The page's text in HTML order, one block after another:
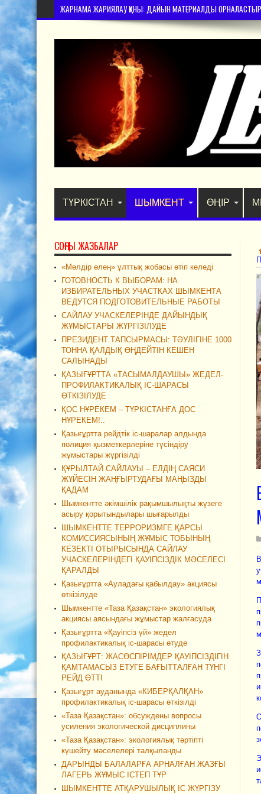
ЖАРНАМА ЖАРИЯЛАУ ҚҰНЫ: ДАЙЫН МАТЕРИАЛДЫ
ТҮРКІСТАН ШЫМКЕНТ ӨҢІР
СОҢҒЫ ЖАЗБАЛАР
«Мөлдір өлең» ұлттық жобасы өтіп келеді
ГОТОВНОСТЬ К ВЫБОРАМ: НА
ИЗБИРАТЕЛЬНЫХ УЧАСТКАХ ШЫМКЕНТА
ВЕДУТСЯ ПОДГОТОВИТЕЛЬНЫЕ РАБОТЫ
САЙЛАУ УЧАСКЕЛЕРІНДЕ ДАЙЫНДЫҚ
ЖҰМЫСТАРЫ ЖҮРГІЗІЛУДЕ
ПРЕЗИДЕНТ ТАПСЫРМАСЫ: ТӘУЛІГІНЕ 1000
ТОННА ҚАЛДЫҚ ӨҢДЕЙТІН КЕШЕН
САЛЫНАДЫ
ҚАЗЫҒҰРТТА «ТАСЫМАЛДАУШЫ» ЖЕДЕЛ-
ПРОФИЛАКТИКАЛЫҚ ІС-ШАРАСЫ
ӨТКІЗІЛУДЕ
ҚОС НҰРЕКЕМ – ТҮРКІСТАНҒА ДОС
НҰРЕКЕМ!..
Қазығұртта рейдтік іс-шаралар алдында
полиция қызметкерлеріне түсіндіру
жұмыстары жүргізілді
ҚҰРЫЛТАЙ САЙЛАУЫ – ЕЛДІҢ САЯСИ
ЖҮЙЕСІН ЖАҢҒЫРТУДАҒЫ МАҢЫЗДЫ
ҚАДАМ
Шымкентте әкімшілік рақымшылықты жүзеге
асыру қорытындылары шығарылды
ШЫМКЕНТТЕ ТЕРРОРИЗМГЕ ҚАРСЫ
КОМИССИЯСЫНЫҢ ЖҰМЫС ТОБЫНЫҢ
КЕЗЕКТІ ОТЫРЫСЫНДА САЙЛАУ
УЧАСКЕЛЕРІНДЕГІ ҚАУІПСІЗДІК МӘСЕЛЕСІ
ҚАРАЛДЫ
Қазығұртта «Ауладағы қабылдау» акциясы
өткізілуде
Шымкентте «Таза Қазақстан» экологиялық
акциясы аясындағы жұмыстар жалғасуда
Қазығұртта «Қауіпсіз үй» жедел
профилактикалық іс-шарасы өтуде
ҚАЗЫҒҰРТ: ЖАСӨСПІРІМДЕР ҚАУІПСІЗДІГІН
ҚАМТАМАСЫЗ ЕТУГЕ БАҒЫТТАЛҒАН ТҮНГІ
РЕЙД ӨТТІ
Қазығұрт ауданында «КИБЕРҚАЛҚАН»
профилактикалық іс-шарасы өткізілді
«Таза Қазақстан»: обсуждены вопросы
усиления экологической дисциплины
«Таза Қазақстан»: экологиялық тәртіпті
күшейту мәселелері талқыланды
ДАРЫНДЫ БАЛАЛАРҒА АРНАЛҒАН ЖАЗҒЫ
ЛАГЕРЬ ЖҰМЫС ІСТЕП ТҰР
ШЫМКЕНТТЕ АТҚАРУШЫЛЫҚ ІС ЖҮРГІЗУ